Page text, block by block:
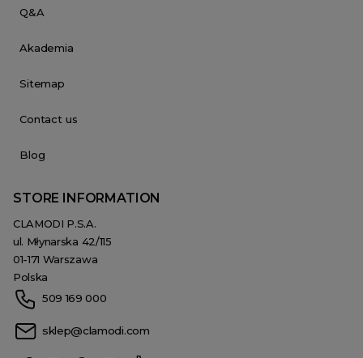
Q&A
Akademia
Sitemap
Contact us
Blog
STORE INFORMATION
CLAMODI P.S.A.
ul. Młynarska 42/115
01-171 Warszawa
Polska
509 169 000
sklep@clamodi.com